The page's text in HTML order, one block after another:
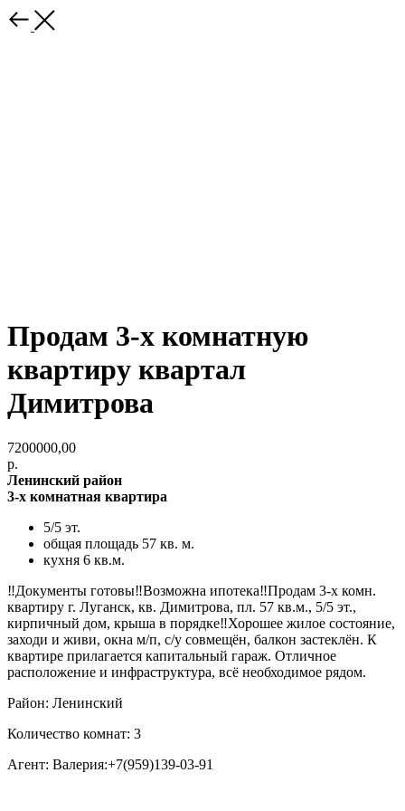
Продам 3-х комнатную
квартиру квартал
Димитрова
7200000,00
р.
Ленинский район
3-х комнатная квартира
5/5 эт.
общая площадь 57 кв. м.
кухня 6 кв.м.
‼️Документы готовы‼️Возможна ипотека‼️Продам 3-х комн.
квартиру г. Луганск, кв. Димитрова, пл. 57 кв.м., 5/5 эт.,
кирпичный дом, крыша в порядке‼️Хорошее жилое состояние,
заходи и живи, окна м/п, с/у совмещён, балкон застеклён. К
квартире прилагается капитальный гараж. Отличное
расположение и инфраструктура, всё необходимое рядом.
Район: Ленинский
Количество комнат: 3
Агент: Валерия:+7(959)139-03-91